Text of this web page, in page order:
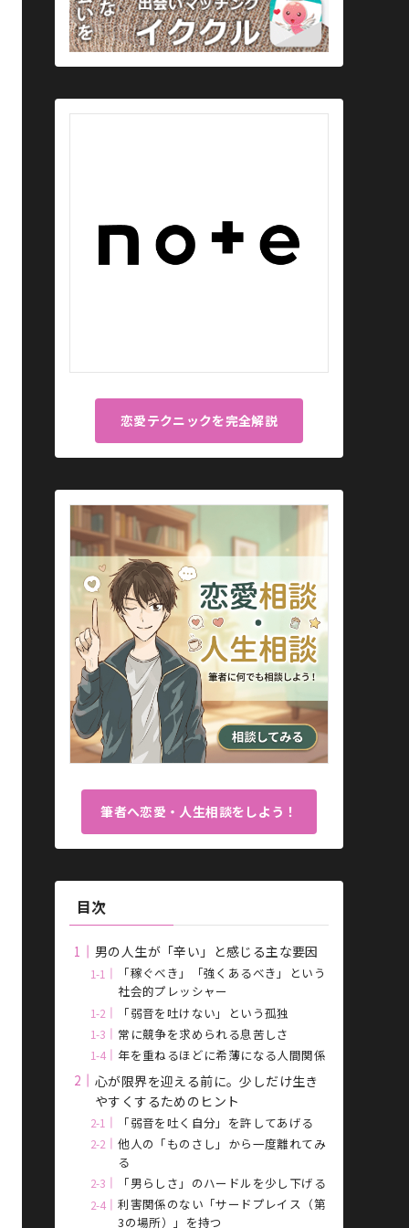
恋愛テクニックを完全解説
筆者へ恋愛・人生相談をしよう！
目次
男の人生が「辛い」と感じる主な要因
「稼ぐべき」「強くあるべき」という
社会的プレッシャー
「弱音を吐けない」という孤独
常に競争を求められる息苦しさ
年を重ねるほどに希薄になる人間関係
心が限界を迎える前に。少しだけ生き
やすくするためのヒント
「弱音を吐く自分」を許してあげる
他人の「ものさし」から一度離れてみ
る
「男らしさ」のハードルを少し下げる
利害関係のない「サードプレイス（第
3の場所）」を持つ